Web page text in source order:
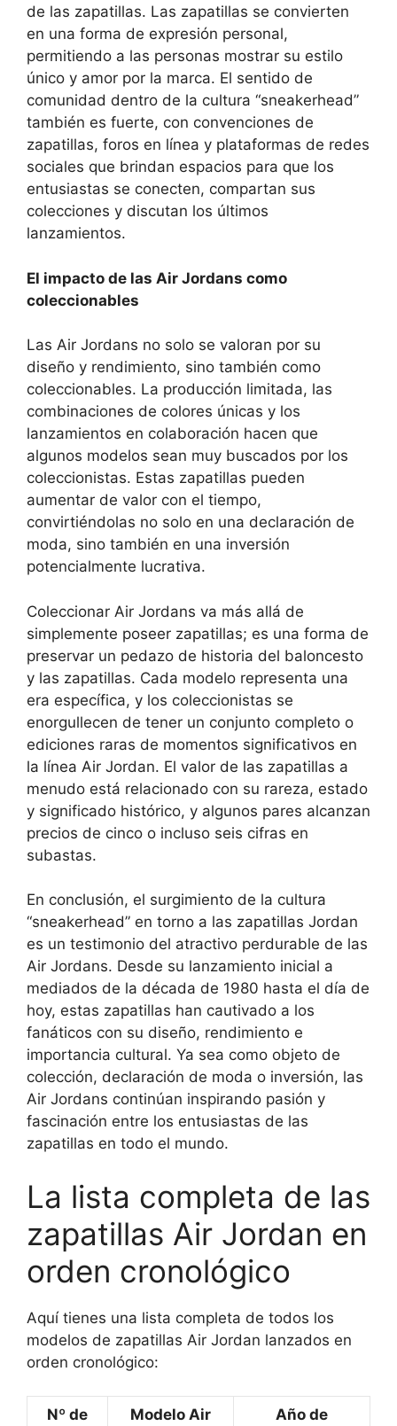
de las zapatillas. Las zapatillas se convierten
en una forma de expresión personal,
permitiendo a las personas mostrar su estilo
único y amor por la marca. El sentido de
comunidad dentro de la cultura “sneakerhead”
también es fuerte, con convenciones de
zapatillas, foros en línea y plataformas de redes
sociales que brindan espacios para que los
entusiastas se conecten, compartan sus
colecciones y discutan los últimos
lanzamientos.
El impacto de las Air Jordans como
coleccionables
Las Air Jordans no solo se valoran por su
diseño y rendimiento, sino también como
coleccionables. La producción limitada, las
combinaciones de colores únicas y los
lanzamientos en colaboración hacen que
algunos modelos sean muy buscados por los
coleccionistas. Estas zapatillas pueden
aumentar de valor con el tiempo,
convirtiéndolas no solo en una declaración de
moda, sino también en una inversión
potencialmente lucrativa.
Coleccionar Air Jordans va más allá de
simplemente poseer zapatillas; es una forma de
preservar un pedazo de historia del baloncesto
y las zapatillas. Cada modelo representa una
era específica, y los coleccionistas se
enorgullecen de tener un conjunto completo o
ediciones raras de momentos significativos en
la línea Air Jordan. El valor de las zapatillas a
menudo está relacionado con su rareza, estado
y significado histórico, y algunos pares alcanzan
precios de cinco o incluso seis cifras en
subastas.
En conclusión, el surgimiento de la cultura
“sneakerhead” en torno a las zapatillas Jordan
es un testimonio del atractivo perdurable de las
Air Jordans. Desde su lanzamiento inicial a
mediados de la década de 1980 hasta el día de
hoy, estas zapatillas han cautivado a los
fanáticos con su diseño, rendimiento e
importancia cultural. Ya sea como objeto de
colección, declaración de moda o inversión, las
Air Jordans continúan inspirando pasión y
fascinación entre los entusiastas de las
zapatillas en todo el mundo.
La lista completa de las
zapatillas Air Jordan en
orden cronológico
Aquí tienes una lista completa de todos los
modelos de zapatillas Air Jordan lanzados en
orden cronológico:
Nº de
Modelo Air
Año de